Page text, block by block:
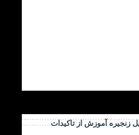
زنجیره آموزش از تاکیدات